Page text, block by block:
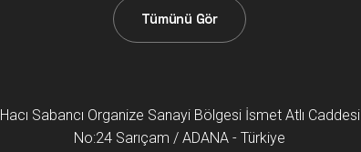
Tümünü Gör
Hacı Sabancı Organize Sanayi Bölgesi İsmet Atlı Caddesi
No:24 Sarıçam / ADANA - Türkiye